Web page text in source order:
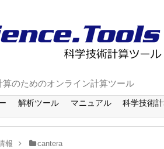
のためのオンライン計算ツール
解析ツール マニュアル 科学技術
報 cantera